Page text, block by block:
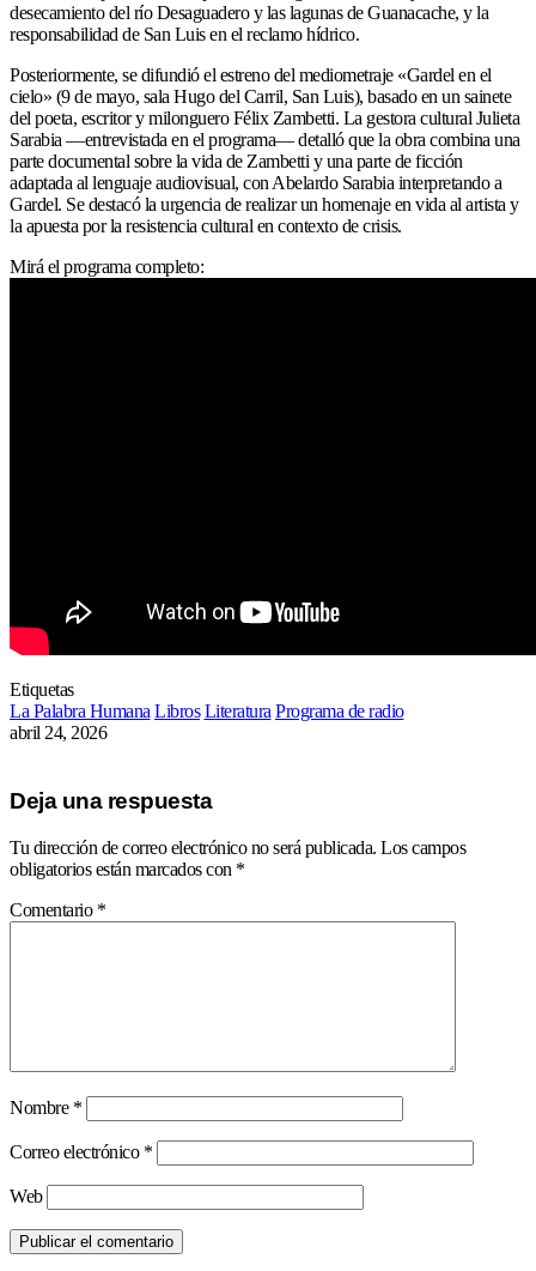
desecamiento del río Desaguadero y las lagunas de Guanacache, y la
responsabilidad de San Luis en el reclamo hídrico.
Posteriormente, se difundió el estreno del mediometraje «Gardel en el
cielo» (9 de mayo, sala Hugo del Carril, San Luis), basado en un sainete
del poeta, escritor y milonguero Félix Zambetti. La gestora cultural Julieta
Sarabia —entrevistada en el programa— detalló que la obra combina una
parte documental sobre la vida de Zambetti y una parte de ficción
adaptada al lenguaje audiovisual, con Abelardo Sarabia interpretando a
Gardel. Se destacó la urgencia de realizar un homenaje en vida al artista y
la apuesta por la resistencia cultural en contexto de crisis.
Mirá el programa completo:
Etiquetas
La Palabra Humana Libros Literatura Programa de radio
abril 24, 2026
Deja una respuesta
Tu dirección de correo electrónico no será publicada. Los campos
obligatorios están marcados con *
Comentario *
Nombre *
Correo electrónico *
Web